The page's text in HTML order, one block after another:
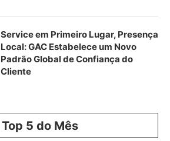
Service em Primeiro Lugar, Presença
Local: GAC Estabelece um Novo
Padrão Global de Confiança do
Cliente
Top 5 do Mês